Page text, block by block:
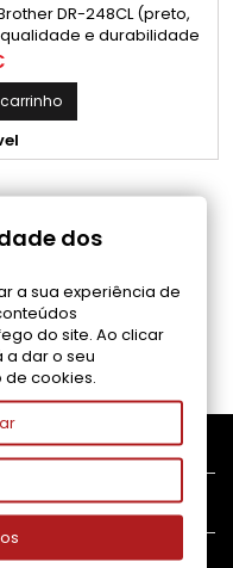
DR-248CL (preto,
e durabilidade
Médio: 30,000
de páginas: (Média
e impressão contínua. O
com base no
uma avaliação


dos
a sua experiência de
do site. Ao clicar
a dar o seu
cookies.